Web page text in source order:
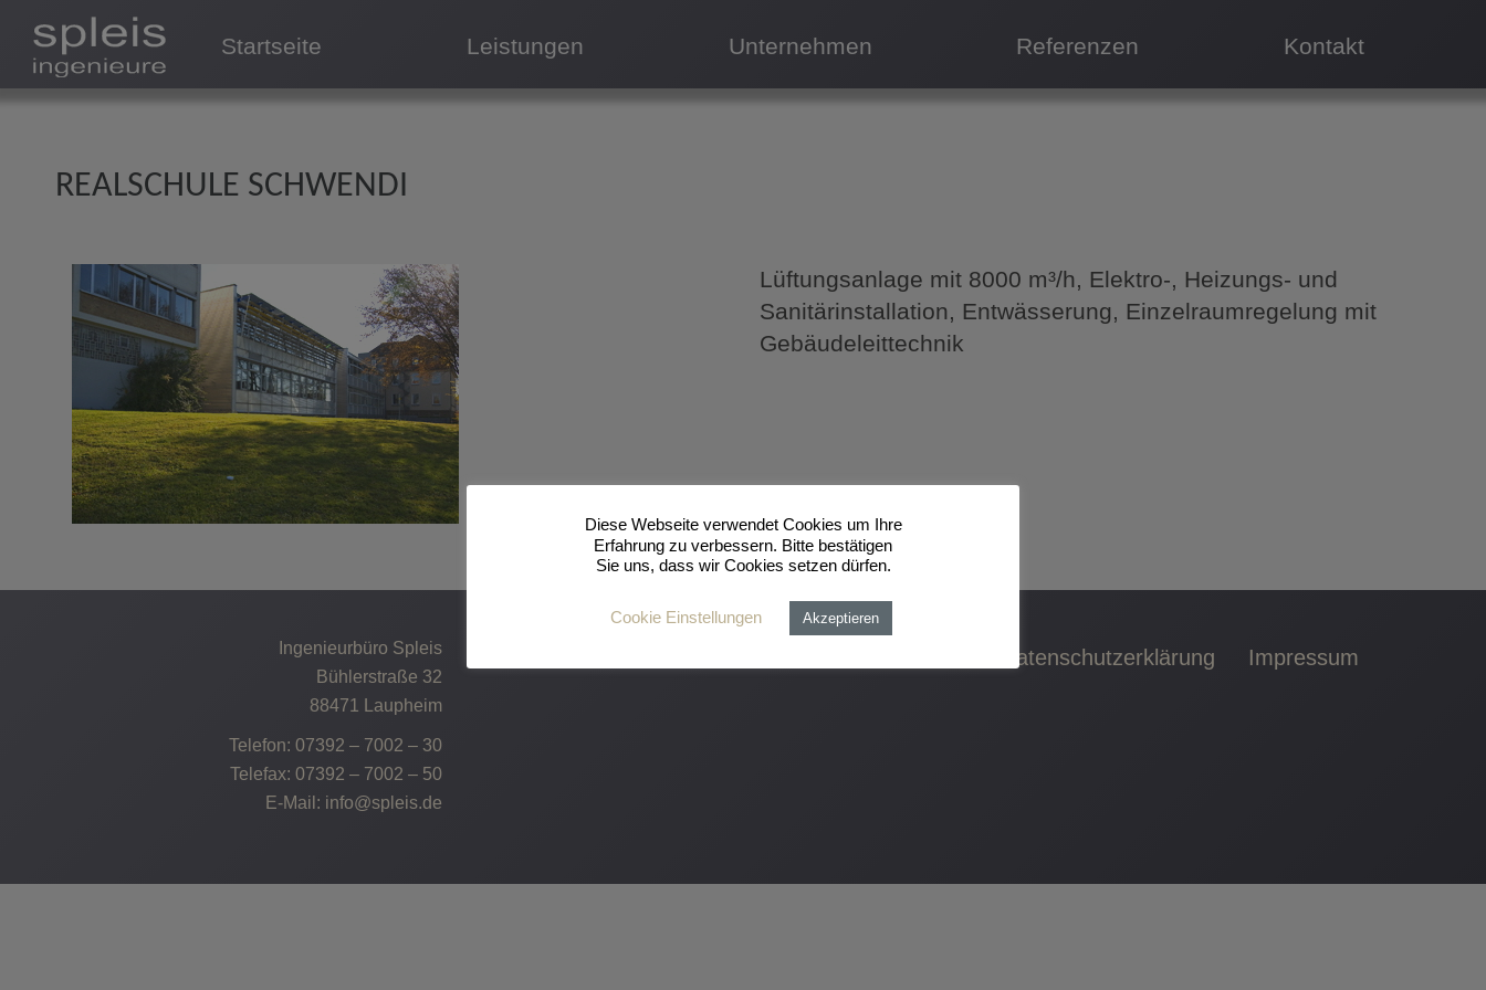
Startseite Leistungen Unternehmen Referenzen Kontakt
REALSCHULE SCHWENDI
Lüftungsanlage mit 8000 m³/h, Elektro-, Heizungs- und
Sanitärinstallation, Entwässerung, Einzelraumregelung mit
Gebäudeleittechnik
Datenschutzerklärung Impressum
Ingenieurbüro Spleis
Bühlerstraße 32
88471 Laupheim
Telefon: 07392 – 7002 – 30
Telefax: 07392 – 7002 – 50
E-Mail: info@spleis.de
Diese Webseite verwendet Cookies um Ihre
Erfahrung zu verbessern. Bitte bestätigen
Sie uns, dass wir Cookies setzen dürfen.
Cookie Einstellungen Akzeptieren